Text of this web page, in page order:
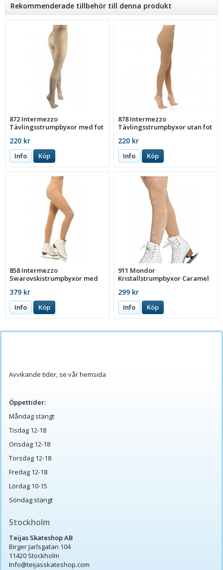
Rekommenderade tillbehör till denna produkt
872 Intermezzo
Tävlingsstrumpbyxor med fot
220 kr
Info Köp
878 Intermezzo
Tävlingsstrumpbyxor utan fot
220 kr
Info Köp
858 Intermezzo
Swarovskistrumpbyxor med
379 kr
Info Köp
911 Mondor
Kristallstrumpbyxor Caramel
299 kr
Info Köp
Avvikande tider, se vår hemsida
Öppettider:
Måndag stängt
Tisdag 12-18
Onsdag 12-18
Torsdag 12-18
Fredag 12-18
Lördag 10-15
Söndag stängt
Stockholm
Teijas Skateshop AB
Birger Jarlsgatan 104
11420 Stockholm
Info@teijasskateshop.com